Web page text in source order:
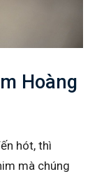
Hoàng
hót, thì
mà chúng